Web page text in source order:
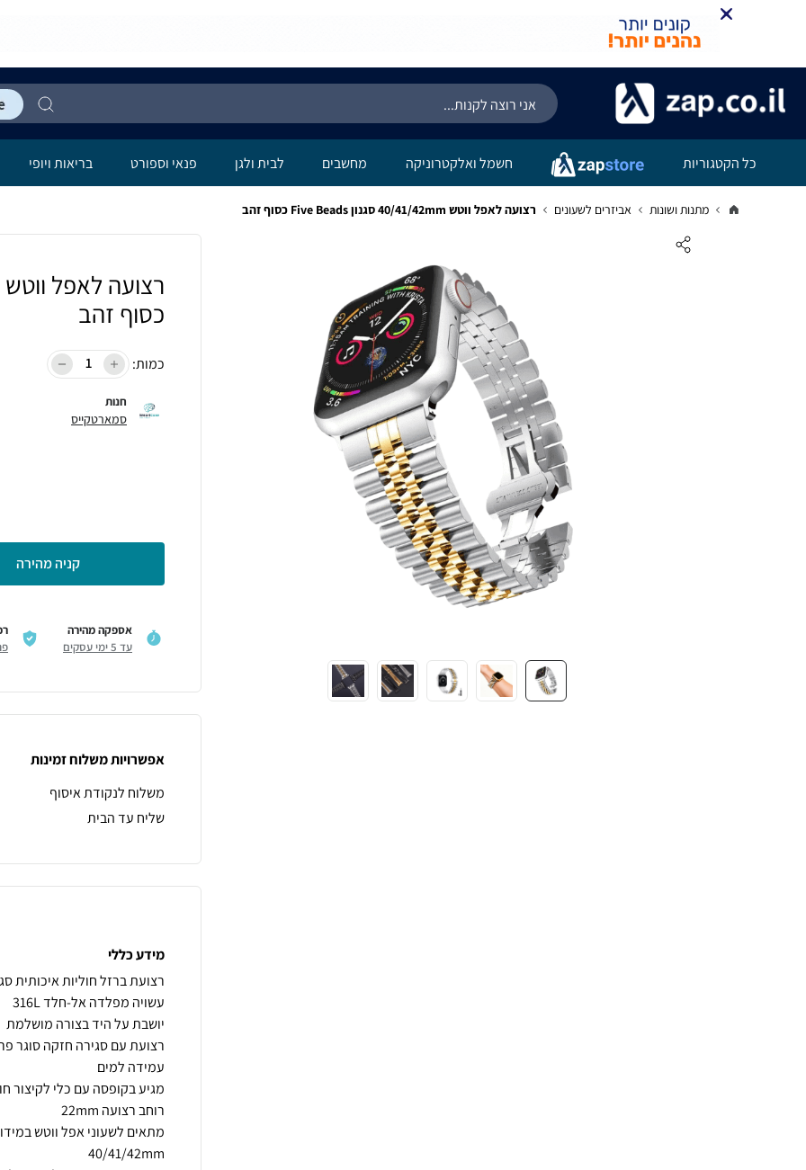
כל הקטגוריות חשמל ואלקטרוניקה מחשבים לבית ולגן פנאי וספורט בריאות ויופי
מתנות ושונות אביזרים לשעונים רצועה לאפל ווטש 40/41/42mm סגנון Five Beads כסוף זהב
כסוף זהב
כמות:
חנות
סמארטקייס
קניה מהירה
אספקה מהירה
עד 5 ימי עסקים
אפשרויות משלוח זמינות
משלוח לנקודת איסוף
שליח עד הבית
מידע כללי